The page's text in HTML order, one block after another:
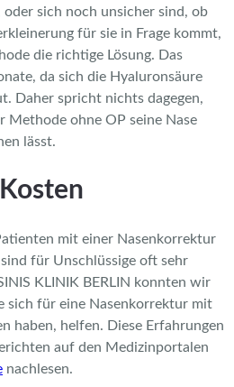
sich noch unsicher sind, ob
für sie in Frage kommt,
die richtige Lösung. Das
da sich die Hyaluronsäure
Daher spricht nichts dagegen,
Methode ohne OP seine Nase
lässt.
mit einer Nasenkorrektur
für Unschlüssige oft sehr
KLINIK BERLIN konnten wir
sich für eine Nasenkorrektur mit
haben, helfen. Diese Erfahrungen
auf den Medizinportalen
nachlesen.